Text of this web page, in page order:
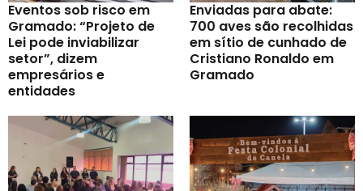
Eventos sob risco em
Gramado: “Projeto de
Lei pode inviabilizar
setor”, dizem
empresários e
entidades
Enviadas para abate:
700 aves são recolhidas
em sítio de cunhado de
Cristiano Ronaldo em
Gramado